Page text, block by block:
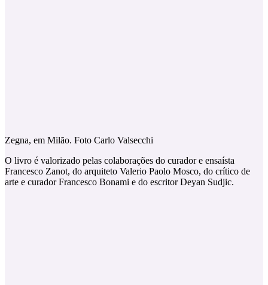
Zegna, em Milão. Foto Carlo Valsecchi
O livro é valorizado pelas colaborações do curador e ensaísta
Francesco Zanot, do arquiteto Valerio Paolo Mosco, do crítico de
arte e curador Francesco Bonami e do escritor Deyan Sudjic.